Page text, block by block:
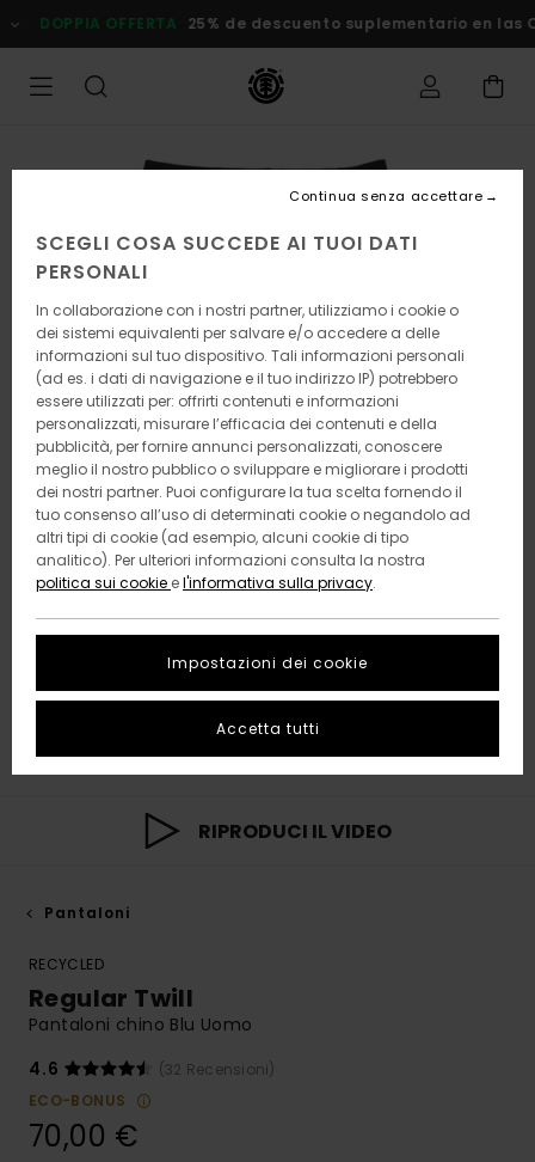
alle
informazioni
prodotto
OFFERTA 25% de descuento suplementario en las Ofertas
RIPRODUCI IL VIDEO
Pantaloni
RECYCLED
Regular Twill
Pantaloni chino Blu Uomo
4.6
(32 Recensioni)
ECO-BONUS
70,00 €
SCEGLI COSA SUCCEDE AI TUOI DATI
PERSONALI
In collaborazione con i nostri partner, utilizziamo i cookie o
dei sistemi equivalenti per salvare e/o accedere a delle
informazioni sul tuo dispositivo. Tali informazioni personali
(ad es. i dati di navigazione e il tuo indirizzo IP) potrebbero
essere utilizzati per: offrirti contenuti e informazioni
personalizzati, misurare l’efficacia dei contenuti e della
pubblicità, per fornire annunci personalizzati, conoscere
meglio il nostro pubblico o sviluppare e migliorare i prodotti
dei nostri partner. Puoi configurare la tua scelta fornendo il
tuo consenso all’uso di determinati cookie o negandolo ad
altri tipi di cookie (ad esempio, alcuni cookie di tipo
analitico). Per ulteriori informazioni consulta la nostra
politica sui cookie el'informativa sulla privacy.
Impostazioni dei cookie
Continua senza accettare
Accetta tutti